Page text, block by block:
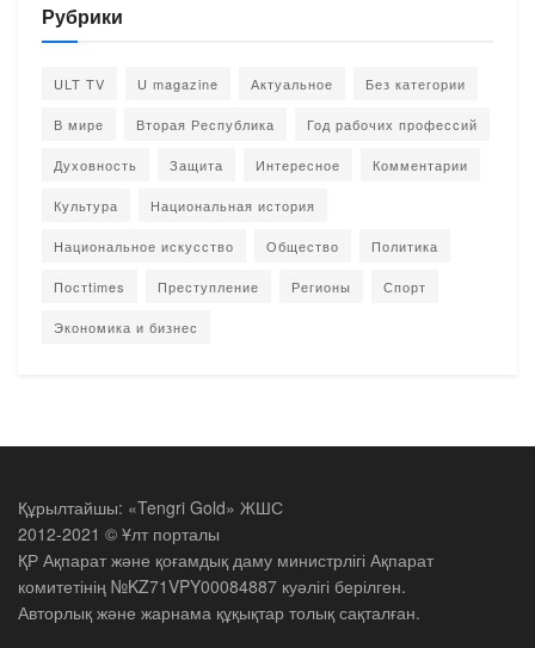
Рубрики
ULT TV U magazine Актуальное Без категории
В мире Вторая Республика Год рабочих профессий
Духовность Защита Интересное Комментарии
Культура Национальная история
Национальное искусство Общество Политика
Постtimes Преступление Регионы Спорт
Экономика и бизнес
Құрылтайшы: «Tengri Gold» ЖШС
2012-2021 © Ұлт порталы
ҚР Ақпарат және қоғамдық даму министрлігі Ақпарат
комитетінің №KZ71VPY00084887 куәлігі берілген.
Авторлық және жарнама құқықтар толық сақталған.